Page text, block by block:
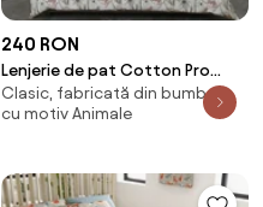
240 RON
Lenjerie de pat Cotton Pro
100% bumbac – imprimare
digitală (Canopia)
Clasic, fabricată din bumbac,
cu motiv Animale